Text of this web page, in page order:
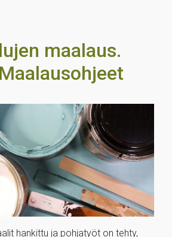
maalaus.
hankittu ja pohjatyöt on tehty,